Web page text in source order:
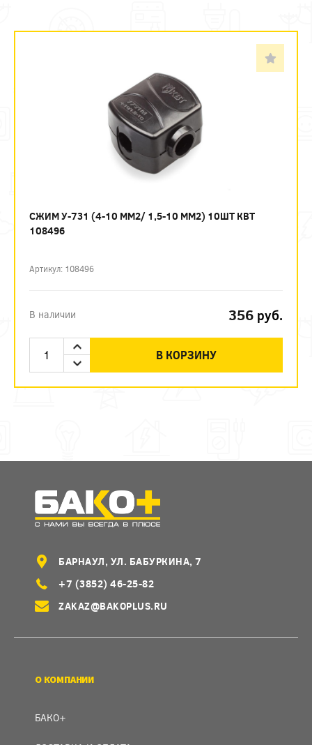
СЖИМ У-731 (4-10 ММ2/ 1,5-10 ММ2) 10ШТ КВТ
108496
Артикул: 108496
В наличии 356 руб.
В КОРЗИНУ
БАРНАУЛ, УЛ. БАБУРКИНА, 7
+7 (3852) 46-25-82
ZAKAZ@BAKOPLUS.RU
О КОМПАНИИ
БАКО+